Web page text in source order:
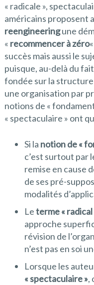
« radicale »,
américains proposent
reengineeringune
« recommencer à zéro
succès mais aussi le
puisque, au-delà du
fondée sur la
une organisation par
notions de «
« spectaculaire » ont
Si la notion de «
c’est surtout par
remise en cause
de ses pré-
modalités
Leterme « radical
approche
révision de
n’est pas en soi
Lorsque les
« spectaculaire »,